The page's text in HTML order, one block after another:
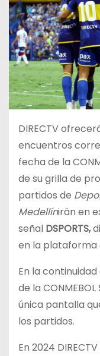
DIRECTV
encuentros
fecha de la
de su grilla de
partidos de
Medellínirán en
señal DSPORTS,
en la plataforma
En la
de la
única pantalla
los partidos.
En 2024